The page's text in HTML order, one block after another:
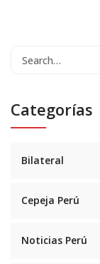
Categorías
Bilateral
Cepeja Perú
Noticias Perú